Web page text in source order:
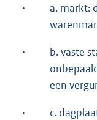
·
a. markt:
·
b. vaste
een
·
c.